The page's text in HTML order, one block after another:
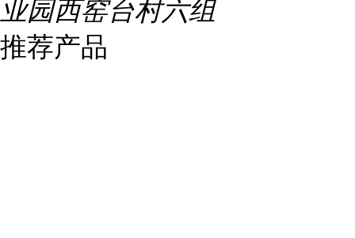
业园西窑台村六组
推荐产品